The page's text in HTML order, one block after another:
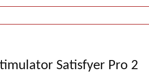
Satisfyer Pro 2